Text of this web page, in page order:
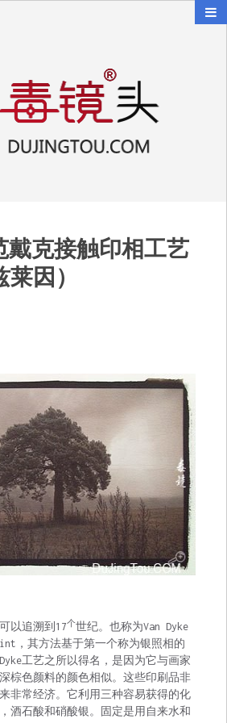
戴克接触印相工艺
因）
以追溯到17个世纪。也称为Van Dyke
，其方法基于第一个称为银照相的
工艺之所以得名，是因为它与画家
棕色颜料的颜色相似。这些印刷品非
非常经济。它利用三种容易获得的化
酒石酸和硝酸银。固定是用自来水和